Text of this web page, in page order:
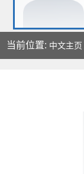
当前位置: 中文主页